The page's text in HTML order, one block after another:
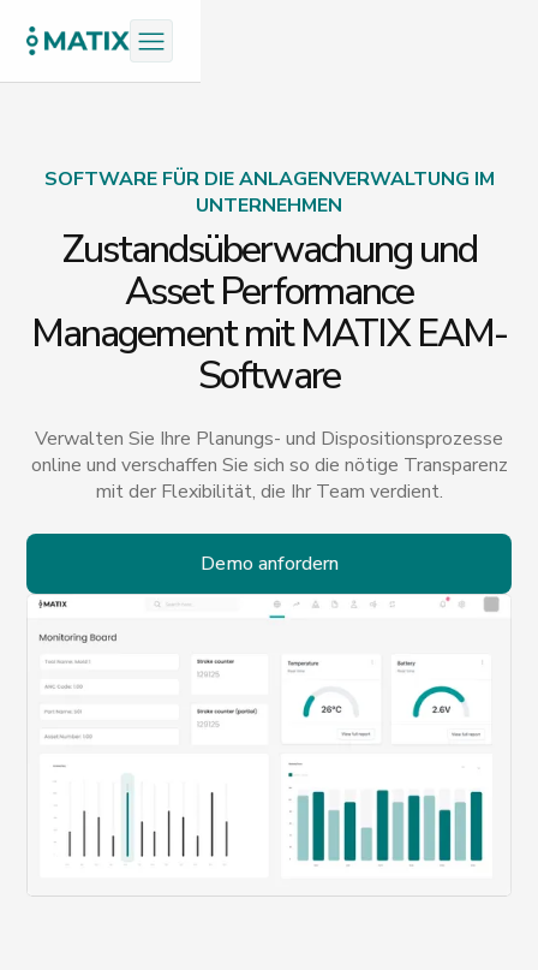
SOFTWARE FÜR DIE ANLAGENVERWALTUNG IM
UNTERNEHMEN
Zustandsüberwachung und
Asset Performance
Management mit MATIX EAM-
Software
Verwalten Sie Ihre Planungs- und Dispositionsprozesse
online und verschaffen Sie sich so die nötige Transparenz
mit der Flexibilität, die Ihr Team verdient.
Demo anfordern